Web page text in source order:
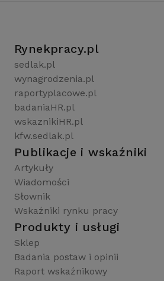
Rynekpracy.pl
sedlak.pl
wynagrodzenia.pl
raportyplacowe.pl
badaniaHR.pl
wskaznikiHR.pl
kfw.sedlak.pl
Publikacje i wskaźniki
Artykuły
Wiadomości
Słownik
Wskaźniki rynku pracy
Produkty i usługi
Sklep
Badania postaw i opinii
Raport wskaźnikowy